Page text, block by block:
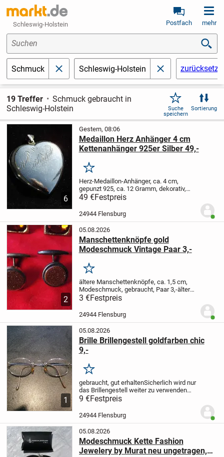
Schleswig-Holstein Postfach mehr
Suchen
Schmuck schließenSchleswig-Holstein schließen
19 Treffer
Schmuck gebraucht in
Schleswig-Holstein
Suche
speichern
Sortierung
6
Gestern, 08:06
Medaillon Herz Anhänger 4 cm
Kettenanhänger 925er Silber 49,-
Merken
Herz-Medaillon-Anhänger, ca. 4 cm,
gepunzt 925, ca. 12 Gramm, dekorativ,
gebrauchtHerz-Medaillon-Anhänger, ca. 4
cm, gepunzt 925, ca. 12 Gramm,
dekorativ, gebraucht
49 €Festpreis
24944 Flensburg
2
05.08.2026
Manschettenknöpfe gold
Modeschmuck Vintage Paar 3,-
Merken
ältere Manschettenknöpfe, ca. 1,5 cm,
Modeschmuck, gebraucht, Paar 3,-ältere
Manschettenknöpfe, ca, 1,5 cm,
Modeschmuck, gebraucht, Paar 3,-
3 €Festpreis
24944 Flensburg
1
05.08.2026
Brille Brillengestell goldfarben chic
9,-
Merken
gebraucht, gut erhaltenSicherlich wird nur
das Brillengestell weiter zu verwenden
sein. Ich weiß nicht, welche Gläser
momentan eingesetzt sind.
ca. 13,5 cmGlashöhe: ca. 3 cm
9 €Festpreis
24944 Flensburg
05.08.2026
Modeschmuck Kette Fashion
Jewelery by Murat neu ungetragen,